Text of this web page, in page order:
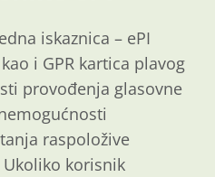
iskaznica – ePI
i GPR kartica plavog
provođenja glasovne
raspoložive
korisnik